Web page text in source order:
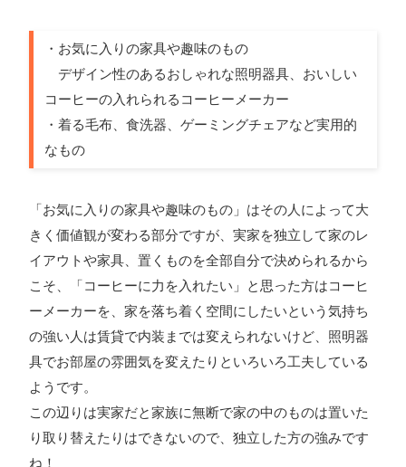
・お気に入りの家具や趣味のもの
デザイン性のあるおしゃれな照明器具、おいしい
コーヒーの入れられるコーヒーメーカー
・着る毛布、食洗器、ゲーミングチェアなど実用的
なもの
「お気に入りの家具や趣味のもの」はその人によって大
きく価値観が変わる部分ですが、実家を独立して家のレ
イアウトや家具、置くものを全部自分で決められるから
こそ、「コーヒーに力を入れたい」と思った方はコーヒ
ーメーカーを、家を落ち着く空間にしたいという気持ち
の強い人は賃貸で内装までは変えられないけど、照明器
具でお部屋の雰囲気を変えたりといろいろ工夫している
ようです。
この辺りは実家だと家族に無断で家の中のものは置いた
り取り替えたりはできないので、独立した方の強みです
ね！